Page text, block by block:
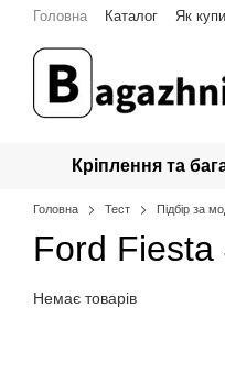
Перейти до основного
Головна Каталог Як
Кріплення та
Головна Тест Підбір за
Ford
Немає товарів